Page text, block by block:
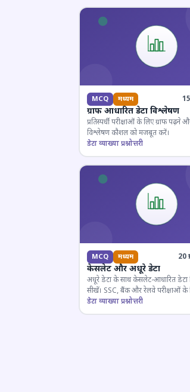
MCQ मध्यम 15
ग्राफ आधारित डेटा विश्लेषण
प्रतिस्पर्धी परीक्षाओं के लिए ग्राफ पढ़ने
विश्लेषण कौशल को मजबूत करें।
डेटा व्याख्या प्रश्नोत्तरी
MCQ मध्यम 20
केसलेट और अधूरे डेटा
अधूरे डेटा के साथ केसलेट-आधारित डेटा
सीखें। SSC, बैंक और रेलवे परीक्षाओं के
महत्वपूर्ण।
डेटा व्याख्या प्रश्नोत्तरी